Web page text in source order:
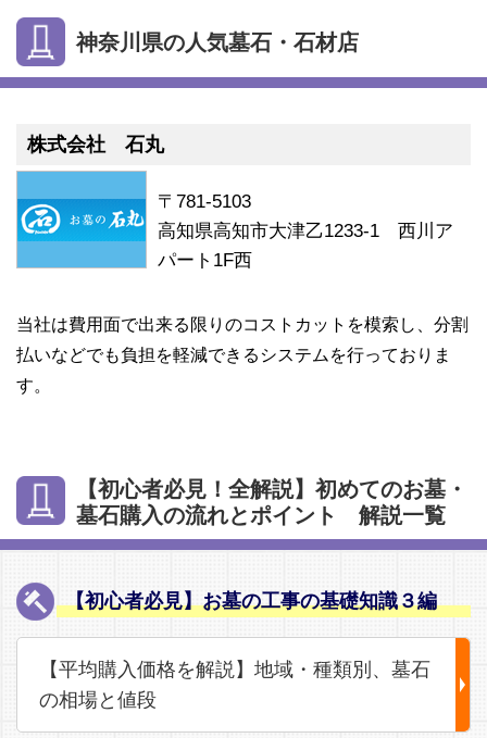
神奈川県の人気墓石・石材店
株式会社 石丸
〒781-5103
高知県高知市大津乙1233-1 西川ア
パート1F西
当社は費用面で出来る限りのコストカットを模索し、分割
払いなどでも負担を軽減できるシステムを行っておりま
す。
【初心者必見！全解説】初めてのお墓・
墓石購入の流れとポイント 解説一覧
【初心者必見】お墓の工事の基礎知識３編
【平均購入価格を解説】地域・種類別、墓石
の相場と値段